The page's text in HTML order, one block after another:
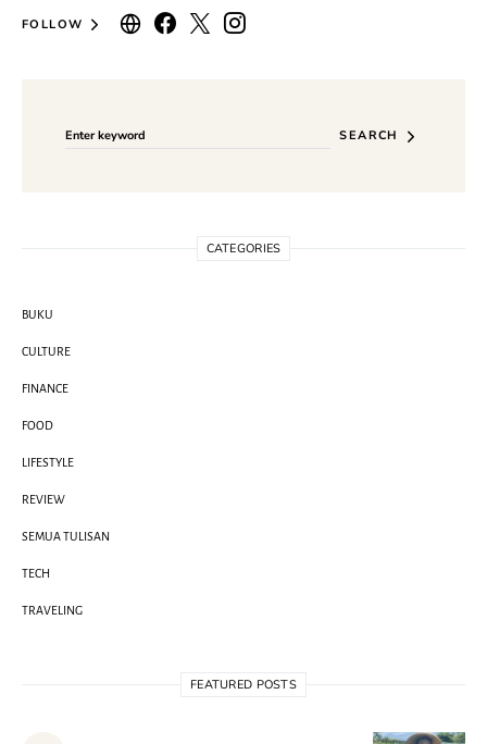
FOLLOW
SEARCH
CATEGORIES
BUKU
CULTURE
FINANCE
FOOD
LIFESTYLE
REVIEW
SEMUA TULISAN
TECH
TRAVELING
FEATURED POSTS